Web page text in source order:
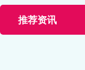
推荐资讯